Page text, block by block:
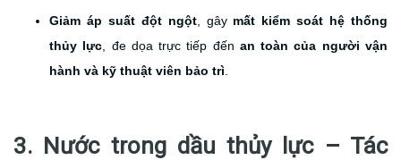
Giảm áp suất đột ngột, gây mất kiểm soát hệ thống
thủy lực , đe dọa trực tiếp đến an toàn của người vận
hành và kỹ thuật viên bảo trì
3. Nước trong dầu thủy lực – Tác